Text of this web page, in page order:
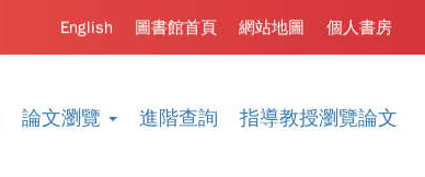
論文瀏覽 進階查詢 指導教授瀏覽論文
個人書房
網站地圖
圖書館首頁
English